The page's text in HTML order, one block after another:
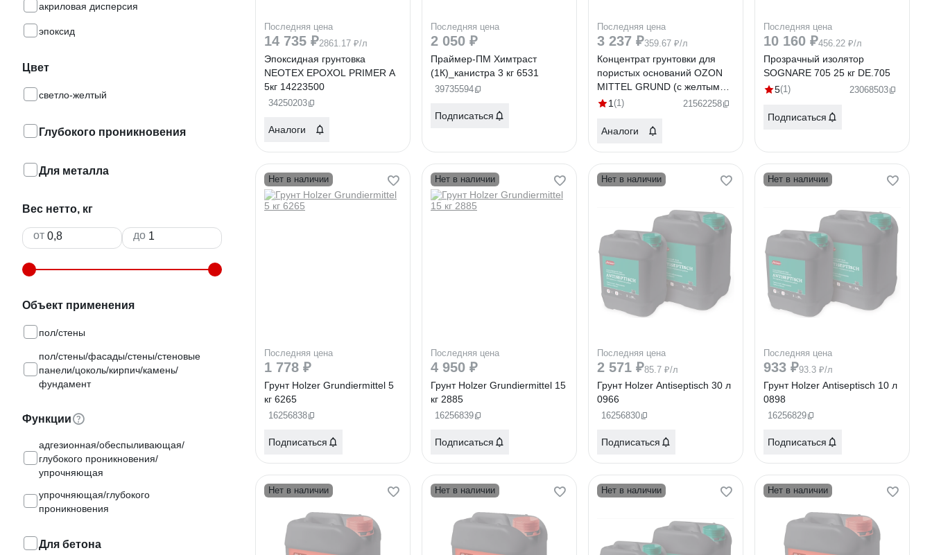
акриловая дисперсия
эпоксид
Цвет
светло-желтый
Глубокого проникновения
Для металла
Вес нетто, кг
от до
Объект применения
пол/стены
пол/стены/фасады/стены/стеновые
панели/цоколь/кирпич/камень/
фундамент
Функции
адгезионная/обеспыливающая/
глубокого проникновения/
упрочняющая
упрочняющая/глубокого
проникновения
Для бетона
Последняя цена
14 735 ₽2861.17 ₽/л
Эпоксидная грунтовка
NEOTEX EPOXOL PRIMER A
5кг 14223500
34250203
Аналоги
Последняя цена
2 050 ₽
Праймер-ПМ Химтраст
(1К)_канистра 3 кг 6531
39735594
Подписаться
Последняя цена
3 237 ₽359.67 ₽/л
Концентрат грунтовки для
пористых оснований OZON
MITTEL GRUND (с желтым
пигментом; 10 кг) ВД-АК-017-
1 (1) 21562258
Аналоги
Последняя цена
10 160 ₽456.22 ₽/л
Прозрачный изолятор
SOGNARE 705 25 кг DE.705
5(1) 23068503
Подписаться
Нет в наличии
Последняя цена
1 778 ₽
Грунт Holzer Grundiermittel 5
кг 6265
16256838
Подписаться
Нет в наличии
Последняя цена
4 950 ₽
Грунт Holzer Grundiermittel 15
кг 2885
16256839
Подписаться
Нет в наличии
Последняя цена
2 571 ₽85.7 ₽/л
Грунт Holzer Antiseptisch 30 л
0966
16256830
Подписаться
Нет в наличии
Последняя цена
933 ₽93.3 ₽/л
Грунт Holzer Antiseptisch 10 л
0898
16256829
Подписаться
Нет в наличии Нет в наличии Нет в наличии Нет в наличии